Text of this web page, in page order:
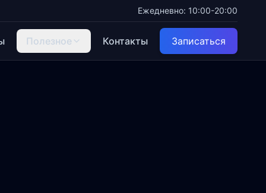
Ежедневно: 10:00-20:00
Полезное Контакты Записаться